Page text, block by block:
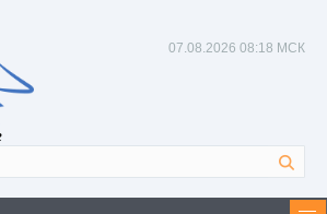
07.08.2026 08:18 МСК